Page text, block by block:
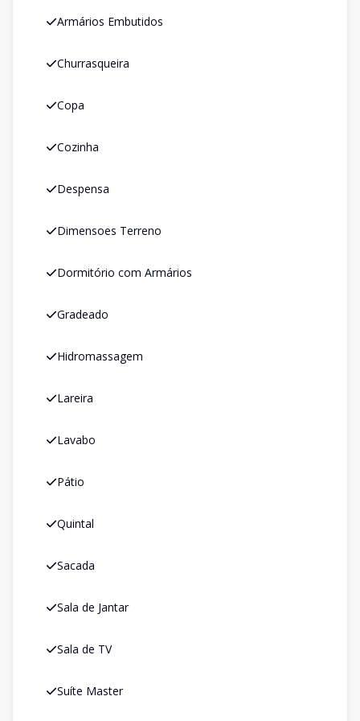
Armários Embutidos
Churrasqueira
Copa
Cozinha
Despensa
Dimensoes Terreno
Dormitório com Armários
Gradeado
Hidromassagem
Lareira
Lavabo
Pátio
Quintal
Sacada
Sala de Jantar
Sala de TV
Suíte Master